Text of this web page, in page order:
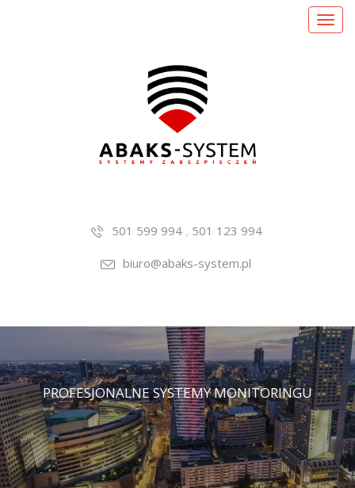
501 599 994 , 501 123 994
biuro@abaks-system.pl
PROFESJONALNE SYSTEMY MONITORINGU